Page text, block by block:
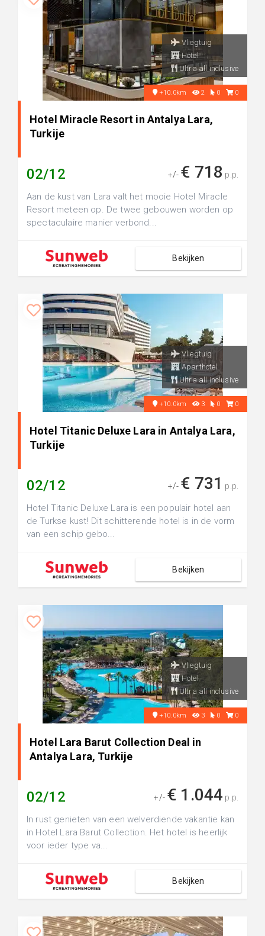
Vliegtuig
Hotel
Ultra all inclusive
+10.0km 2 0 0
Hotel Miracle Resort in Antalya Lara,
Turkije
02/12 +/- € 718 p.p.
Aan de kust van Lara valt het mooie Hotel Miracle
Resort meteen op. De twee gebouwen worden op
spectaculaire manier verbond...
Bekijken
Vliegtuig
Aparthotel
Ultra all inclusive
+10.0km 3 0 0
Hotel Titanic Deluxe Lara in Antalya Lara,
Turkije
02/12 +/- € 731 p.p.
Hotel Titanic Deluxe Lara is een populair hotel aan
de Turkse kust! Dit schitterende hotel is in de vorm
van een schip gebo...
Bekijken
Vliegtuig
Hotel
Ultra all inclusive
+10.0km 3 0 0
Hotel Lara Barut Collection Deal in
Antalya Lara, Turkije
02/12 +/- € 1.044 p.p.
In rust genieten van een welverdiende vakantie kan
in Hotel Lara Barut Collection. Het hotel is heerlijk
voor ieder type va...
Bekijken